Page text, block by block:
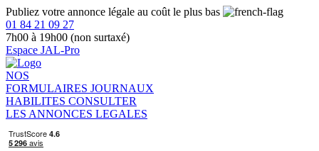
Publiez votre annonce légale au coût le plus bas
01 84 21 09 27
7h00 à 19h00 (non surtaxé)
Espace JAL-Pro
NOS
FORMULAIRES JOURNAUX
HABILITES CONSULTER
LES ANNONCES LEGALES